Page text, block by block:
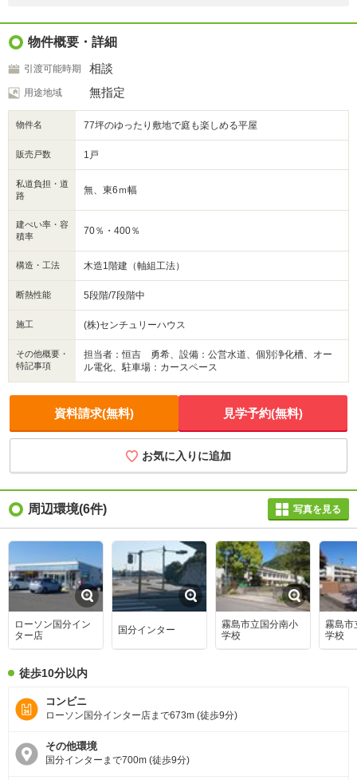
☆事前予約でいつでもご見学いただけます
物件概要・詳細
引渡可能時期 相談
用途地域 無指定
物件名 77坪のゆったり敷地で庭も楽しめる平屋
販売戸数 1戸
私道負担・道
路
無、東6ｍ幅
建ぺい率・容
積率
70％・400％
構造・工法 木造1階建（軸組工法）
断熱性能 5段階/7段階中
施工 (株)センチュリーハウス
その他概要・
特記事項
担当者：恒吉 勇希、設備：公営水道、個別浄化槽、オー
ル電化、駐車場：カースペース
資料請求(無料) 見学予約(無料)
お気に入りに追加
周辺環境(6件) 写真を見る
ローソン国分イン
ター店
国分インター
霧島市立国分南小
学校
霧島市
学校
徒歩10分以内
コンビニ
ローソン国分インター店まで673m (徒歩9分)
その他環境
国分インターまで700m (徒歩9分)